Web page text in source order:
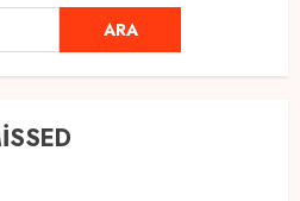
Ayı 2025: Manevi
ve Özel Hazırlıklar
ARA